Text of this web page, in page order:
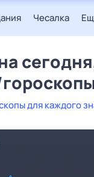
Чесалка
для каждого